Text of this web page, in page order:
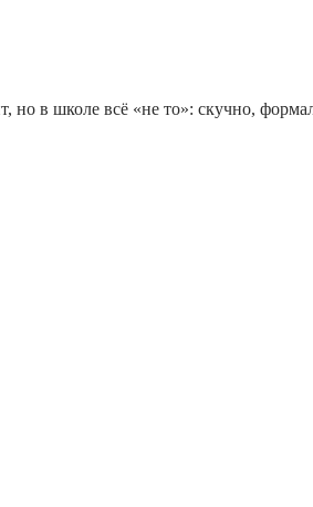
в школе всё «не то»: скучно,